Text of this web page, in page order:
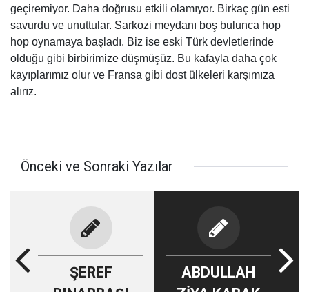
geçiremiyor. Daha doğrusu etkili olamıyor. Birkaç gün esti
savurdu ve unuttular. Sarkozi meydanı boş bulunca hop
hop oynamaya başladı. Biz ise eski Türk devletlerinde
olduğu gibi birbirimize düşmüşüz. Bu kafayla daha çok
kayıplarımız olur ve Fransa gibi dost ülkeleri karşımıza
alırız.
Önceki ve Sonraki Yazılar
ŞEREF
ABDULLAH